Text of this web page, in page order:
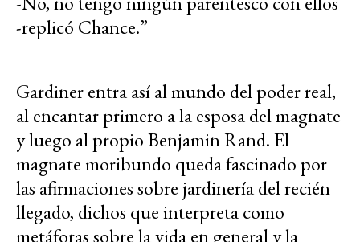
-replicó Chance.”
Gardiner entra así al mundo del poder real,
al encantar primero a la esposa del magnate
y luego al propio Benjamin Rand. El
magnate moribundo queda fascinado por
las afirmaciones sobre jardinería del recién
llegado, dichos que interpreta como
metáforas sobre la vida en general y la